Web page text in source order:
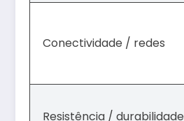
Conectividade / redes
Resistência / durabilidade